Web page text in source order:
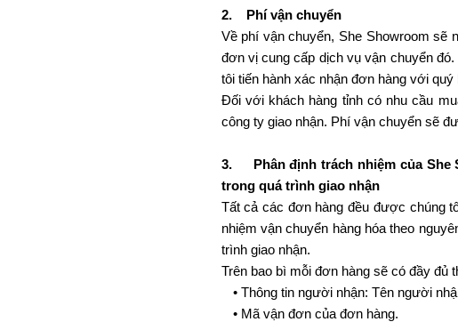
2. Phí vận chuyển
Về phí vận chuyển, She Showroom sẽ
đơn vị cung cấp dịch vụ vận chuyển
tôi tiến hành xác nhận đơn hàng với quý
Đối với khách hàng tỉnh có nhu cầu
công ty giao nhận. Phí vận chuyển sẽ
3. Phân định trách nhiệm của She
trong quá trình giao nhận
Tất cả các đơn hàng đều được chúng
nhiệm vận chuyển hàng hóa theo
trình giao nhận.
Trên bao bì mỗi đơn hàng sẽ có đầy đủ
Thông tin người nhận: Tên người
Mã vận đơn của đơn hàng.